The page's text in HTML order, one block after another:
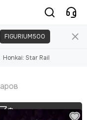
FIGURIUM500
Honkai: Star Rail
Фильтр товаров